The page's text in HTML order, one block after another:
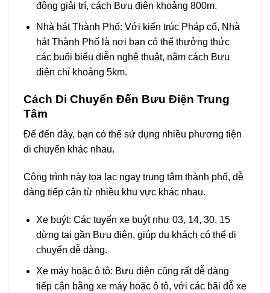
động giải trí, cách Bưu điện khoảng 800m.
Nhà hát Thành Phố: Với kiến trúc Pháp cổ, Nhà
hát Thành Phố là nơi bạn có thể thưởng thức
các buổi biểu diễn nghệ thuật, nằm cách Bưu
điện chỉ khoảng 5km.
Cách Di Chuyển Đến Bưu Điện Trung
Tâm
Để đến đây, bạn có thể sử dụng nhiều phương tiện
di chuyển khác nhau.
Công trình này tọa lạc ngay trung tâm thành phố, dễ
dàng tiếp cận từ nhiều khu vực khác nhau.
Xe buýt: Các tuyến xe buýt như 03, 14, 30, 15
dừng tại gần Bưu điện, giúp du khách có thể di
chuyển dễ dàng.
Xe máy hoặc ô tô: Bưu điện cũng rất dễ dàng
tiếp cận bằng xe máy hoặc ô tô, với các bãi đỗ xe